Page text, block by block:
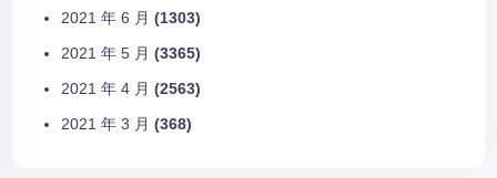
2021 年 6 月 (1303)
2021 年 5 月 (3365)
2021 年 4 月 (2563)
2021 年 3 月 (368)